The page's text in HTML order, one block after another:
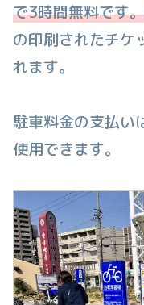
で3時間無料です。
の印刷されたチケ
れます。
駐車料金の支払い
使用できます。